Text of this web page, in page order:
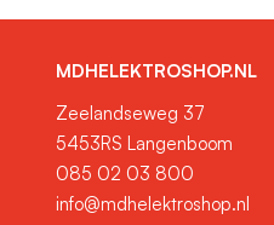
MDHELEKTROSHOP.NL
Zeelandseweg 37
5453RS Langenboom
085 02 03 800
info@mdhelektroshop.nl